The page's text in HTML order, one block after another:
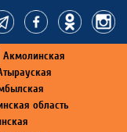
Акмолинская
область